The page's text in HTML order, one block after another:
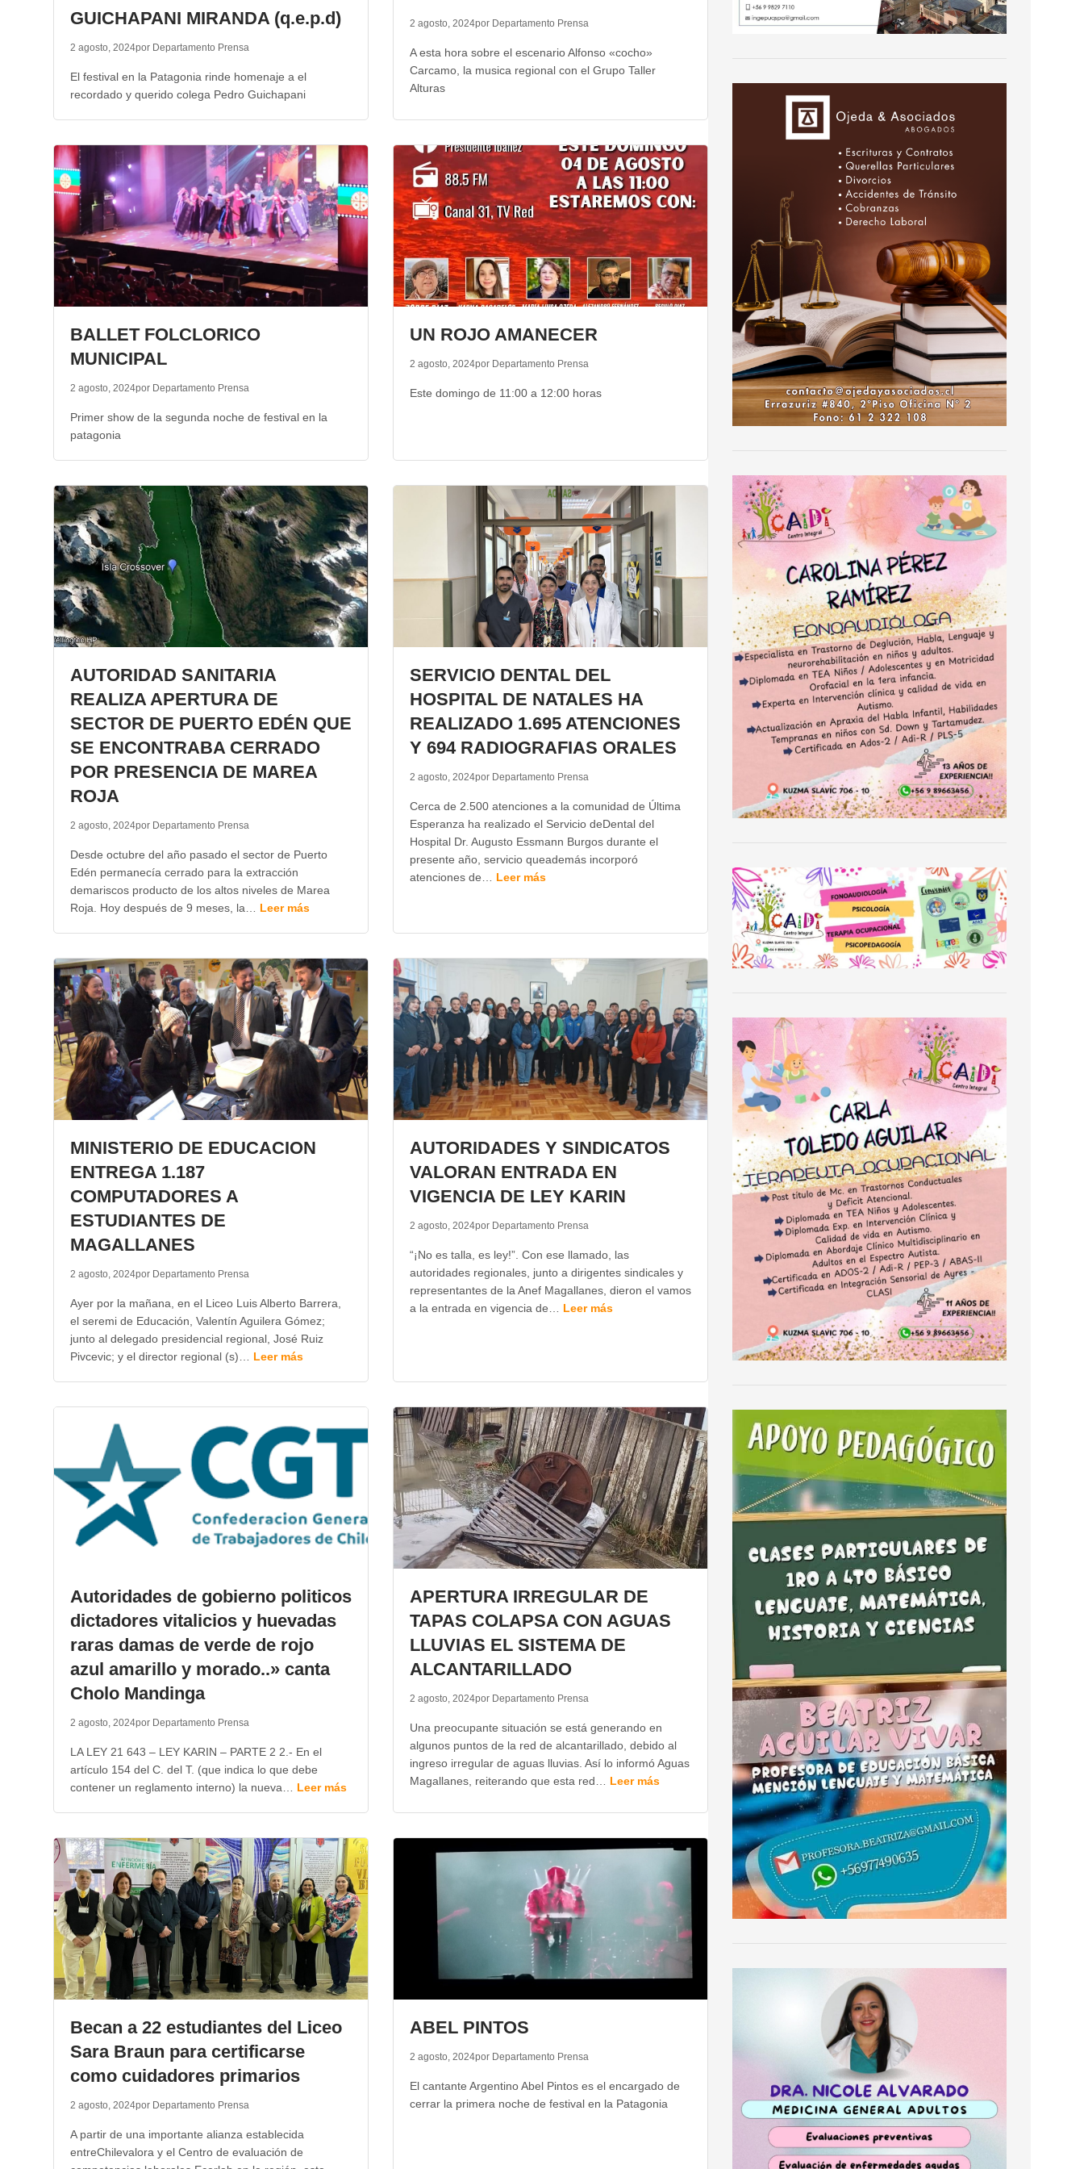
GUICHAPANI MIRANDA (q.e.p.d)
2 agosto, 2024por Departamento Prensa
El festival en la Patagonia rinde homenaje a el
recordado y querido colega Pedro Guichapani
2 agosto, 2024por Departamento Prensa
A esta hora sobre el escenario Alfonso «cocho»
Carcamo, la musica regional con el Grupo Taller
Alturas
BALLET FOLCLORICO
MUNICIPAL
2 agosto, 2024por Departamento Prensa
Primer show de la segunda noche de festival en la
patagonia
UN ROJO AMANECER
2 agosto, 2024por Departamento Prensa
Este domingo de 11:00 a 12:00 horas
AUTORIDAD SANITARIA
REALIZA APERTURA DE
SECTOR DE PUERTO EDÉN QUE
SE ENCONTRABA CERRADO
POR PRESENCIA DE MAREA
ROJA
2 agosto, 2024por Departamento Prensa
Desde octubre del año pasado el sector de Puerto
Edén permanecía cerrado para la extracción
demariscos producto de los altos niveles de Marea
Roja. Hoy después de 9 meses, la… Leer más
SERVICIO DENTAL DEL
HOSPITAL DE NATALES HA
REALIZADO 1.695 ATENCIONES
Y 694 RADIOGRAFIAS ORALES
2 agosto, 2024por Departamento Prensa
Cerca de 2.500 atenciones a la comunidad de Última
Esperanza ha realizado el Servicio deDental del
Hospital Dr. Augusto Essmann Burgos durante el
presente año, servicio queademás incorporó
atenciones de… Leer más
MINISTERIO DE EDUCACION
ENTREGA 1.187
COMPUTADORES A
ESTUDIANTES DE
MAGALLANES
2 agosto, 2024por Departamento Prensa
Ayer por la mañana, en el Liceo Luis Alberto Barrera,
el seremi de Educación, Valentín Aguilera Gómez;
junto al delegado presidencial regional, José Ruiz
Pivcevic; y el director regional (s)… Leer más
AUTORIDADES Y SINDICATOS
VALORAN ENTRADA EN
VIGENCIA DE LEY KARIN
2 agosto, 2024por Departamento Prensa
“¡No es talla, es ley!”. Con ese llamado, las
autoridades regionales, junto a dirigentes sindicales y
representantes de la Anef Magallanes, dieron el vamos
a la entrada en vigencia de… Leer más
Autoridades de gobierno politicos
dictadores vitalicios y huevadas
raras damas de verde de rojo
azul amarillo y morado..» canta
Cholo Mandinga
2 agosto, 2024por Departamento Prensa
LA LEY 21 643 – LEY KARIN – PARTE 2 2.- En el
artículo 154 del C. del T. (que indica lo que debe
contener un reglamento interno) la nueva… Leer más
APERTURA IRREGULAR DE
TAPAS COLAPSA CON AGUAS
LLUVIAS EL SISTEMA DE
ALCANTARILLADO
2 agosto, 2024por Departamento Prensa
Una preocupante situación se está generando en
algunos puntos de la red de alcantarillado, debido al
ingreso irregular de aguas lluvias. Así lo informó Aguas
Magallanes, reiterando que esta red… Leer más
Becan a 22 estudiantes del Liceo
Sara Braun para certificarse
como cuidadores primarios
2 agosto, 2024por Departamento Prensa
A partir de una importante alianza establecida
entreChilevalora y el Centro de evaluación de
ABEL PINTOS
2 agosto, 2024por Departamento Prensa
El cantante Argentino Abel Pintos es el encargado de
cerrar la primera noche de festival en la Patagonia